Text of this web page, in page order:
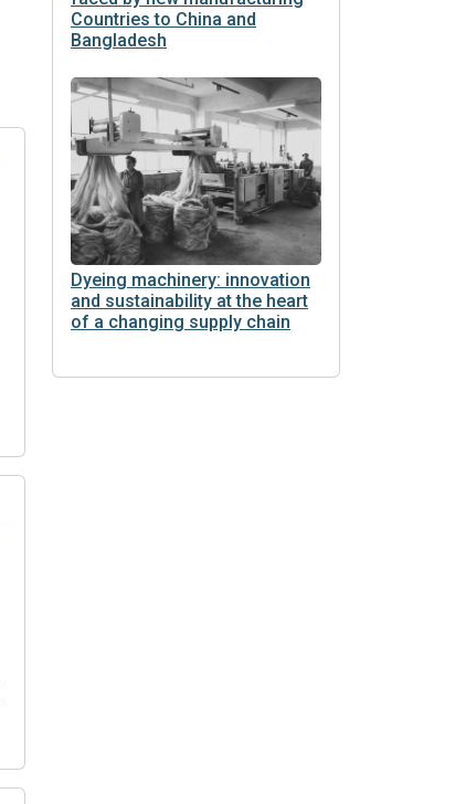
Countries to China and
Bangladesh
Dyeing machinery: innovation
and sustainability at the heart
of a changing supply chain